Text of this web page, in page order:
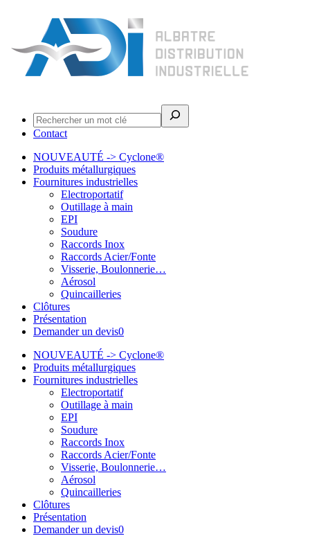
Contact
NOUVEAUTÉ -> Cyclone®
Produits métallurgiques
Fournitures industrielles
Electroportatif
Outillage à main
EPI
Soudure
Raccords Inox
Raccords Acier/Fonte
Visserie, Boulonnerie…
Aérosol
Quincailleries
Clôtures
Présentation
Demander un devis0
NOUVEAUTÉ -> Cyclone®
Produits métallurgiques
Fournitures industrielles
Electroportatif
Outillage à main
EPI
Soudure
Raccords Inox
Raccords Acier/Fonte
Visserie, Boulonnerie…
Aérosol
Quincailleries
Clôtures
Présentation
Demander un devis0